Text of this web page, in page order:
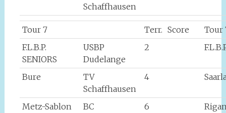
Schaffhausen
Tour 7 Terr. Score
Tour
F.L.B.P.
SENIORS
USBP
Dudelange
2
Bure
TV
Schaffhausen
4
Metz-Sablon
BC
6